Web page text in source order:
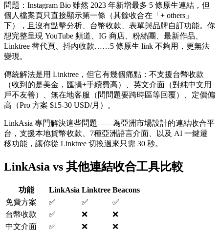
問題：Instagram Bio 雖然 2023 年新增最多 5 條原生連結，但
個人檔案頁只直接顯示第一條（其餘收合在「+ others」
下），且沒有點擊分析、台幣收款、表單與品牌自訂功能。你
想完整呈現 YouTube 頻道、IG 商店、粉絲團、最新作品、
Linktree 替代頁、抖內收款……5 條原生 link 不夠用，更無法
變現。
傳統解法是用 Linktree，但它有幾個痛點：不支援台幣收款
（收到的是美金，匯損+手續費高）、英文介面（對純中文用
戶不友善）、無在地客服（問問題要跨時區等回覆）、定價偏
高（Pro 方案 $15-30 USD/月）。
LinkAsia 專門解決這些問題——為亞洲市場設計的連結收合平
台，支援本地貨幣收款、7種亞洲語言介面、以及 AI 一鍵遷
移功能，讓你從 Linktree 切換過來只需 30 秒。
LinkAsia vs 其他連結收合工具比較
功能 LinkAsia Linktree Beacons
免費方案
✅ ✅
✅
台幣收款
✅ ❌
❌
中文介面
✅ ❌
❌